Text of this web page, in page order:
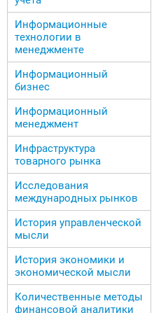
Информационные
технологии в
менеджменте
Информационный
бизнес
Информационный
менеджмент
Инфраструктура
товарного рынка
Исследования
международных рынков
История управленческой
мысли
История экономики и
экономической мысли
Количественные методы
финансовой аналитики